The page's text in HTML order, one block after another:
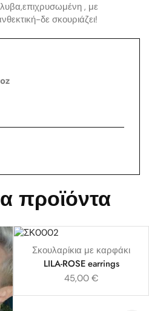
, με
δε σκουριάζει!
προϊόντα
Σκουλαρίκια με καρφάκι
LILA-ROSE earrings
45,00 €